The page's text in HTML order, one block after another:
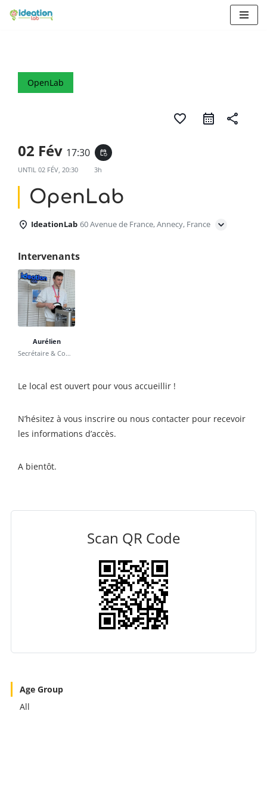
OpenLab
favorite_border share
02 Fév 17:30 event_repeat
UNTIL 02 FÉV, 20:30 3h
OpenLab
IdeationLab 60 Avenue de France, Annecy, France
Intervenants
Aurélien
Secrétaire & Communication
Le local est ouvert pour vous accueillir !
N’hésitez à vous inscrire ou nous contacter pour recevoir
les informations d’accès.
A bientôt.
Scan QR Code
Age Group
All